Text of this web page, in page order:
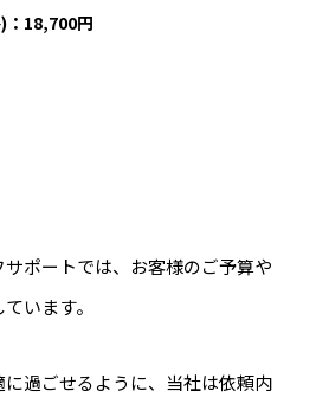
：18,700円
ポートでは、お客様のご予算や
います。
過ごせるように、当社は依頼内